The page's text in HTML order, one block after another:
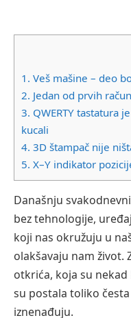
1. Veš mašine – deo
2. Jedan od prvih
3. QWERTY tastatura
kucali
4. 3D štampač nije
5. X–Y indikator
Današnju
bez tehnologije,
koji nas okružuju u
olakšavaju nam život.
otkrića, koja su nekad
su postala toliko
iznenađuju.